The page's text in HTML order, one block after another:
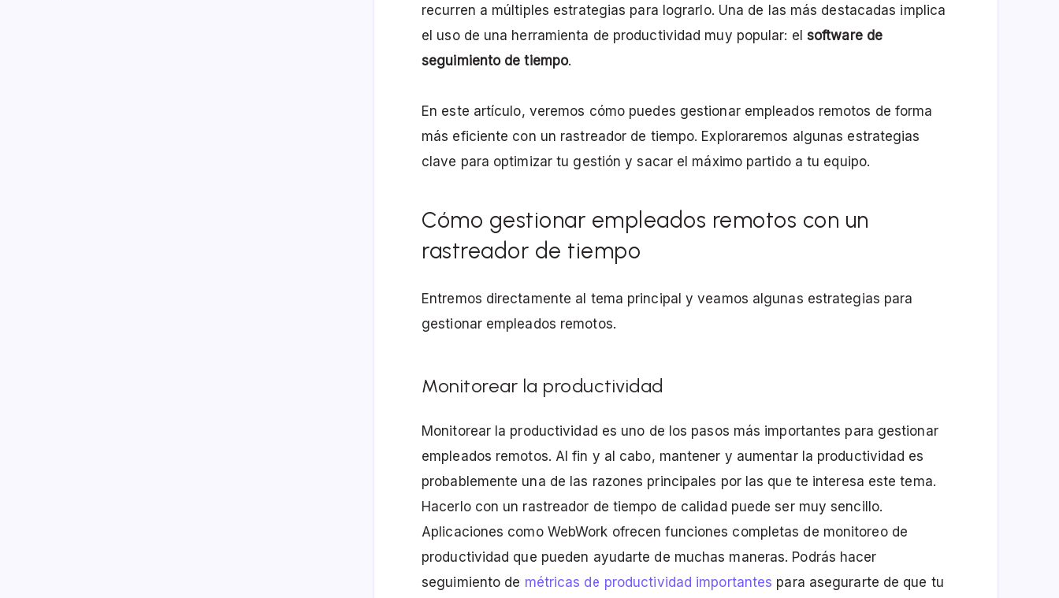
recurren a múltiples estrategias para lograrlo. Una de las más destacadas implica
el uso de una herramienta de productividad muy popular: el software de
seguimiento de tiempo.
En este artículo, veremos cómo puedes gestionar empleados remotos de forma
más eficiente con un rastreador de tiempo. Exploraremos algunas estrategias
clave para optimizar tu gestión y sacar el máximo partido a tu equipo.
Cómo gestionar empleados remotos con un
rastreador de tiempo
Entremos directamente al tema principal y veamos algunas estrategias para
gestionar empleados remotos.
Monitorear la productividad
Monitorear la productividad es uno de los pasos más importantes para gestionar
empleados remotos. Al fin y al cabo, mantener y aumentar la productividad es
probablemente una de las razones principales por las que te interesa este tema.
Hacerlo con un rastreador de tiempo de calidad puede ser muy sencillo.
Aplicaciones como WebWork ofrecen funciones completas de monitoreo de
productividad que pueden ayudarte de muchas maneras. Podrás hacer
seguimiento de métricas de productividad importantes para asegurarte de que tu